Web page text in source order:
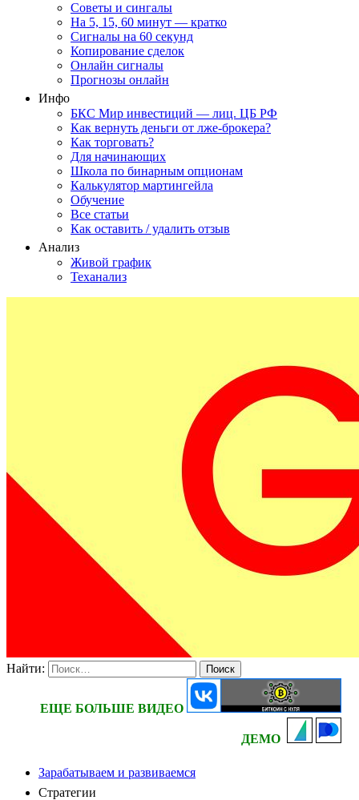
Советы и сингалы
На 5, 15, 60 минут — кратко
Сигналы на 60 секунд
Копирование сделок
Онлайн сигналы
Прогнозы онлайн
Инфо
БКС Мир инвестиций — лиц. ЦБ РФ
Как вернуть деньги от лже-брокера?
Как торговать?
Для начинающих
Школа по бинарным опционам
Калькулятор мартингейла
Обучение
Все статьи
Как оставить / удалить отзыв
Анализ
Живой график
Теханализ
Найти:
ЕЩЕ БОЛЬШЕ ВИДЕО
ДЕМО
Зарабатываем и развиваемся
Стратегии